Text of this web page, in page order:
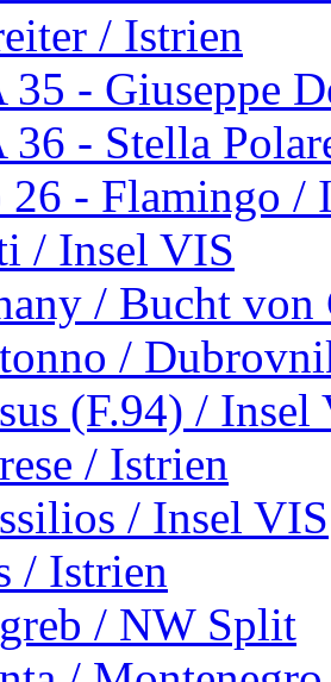
/ Istrien
35 - Giuseppe
36 - Stella
26 - Flamingo /
/ Insel VIS
/ Bucht von
/
(F.94) / Insel
/ Istrien
/ Insel VIS
/ Istrien
/ NW Split